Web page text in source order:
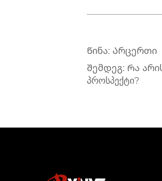
Წინა: Არცერთი
Შემდეგ: Რა
პროსპექტი?